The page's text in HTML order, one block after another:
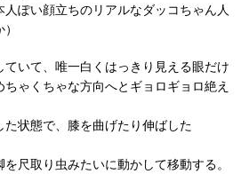
ぽい顔立ちのリアルなダッコちゃん人
いて、唯一白くはっきり見える眼だけ
ゃくちゃな方向へとギョロギョロ絶え
状態で、膝を曲げたり伸ばした
尺取り虫みたいに動かして移動する。